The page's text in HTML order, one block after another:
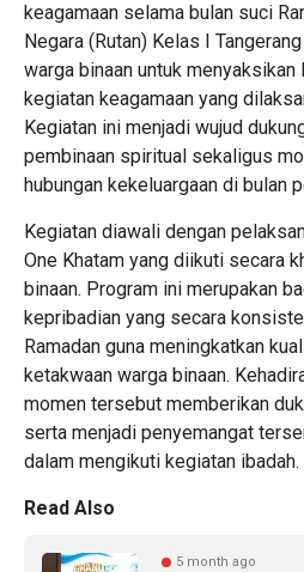
keagamaan selama bulan suci
Negara (Rutan) Kelas I
warga binaan untuk menyaksikan
kegiatan keagamaan yang
Kegiatan ini menjadi wujud
pembinaan spiritual sekaligus
hubungan kekeluargaan di bulan
Kegiatan diawali dengan
One Khatam yang diikuti secara
binaan. Program ini merupakan
kepribadian yang secara
Ramadan guna meningkatkan
ketakwaan warga binaan.
momen tersebut memberikan
serta menjadi penyemangat
dalam mengikuti kegiatan ibadah.
Read Also
5 month ago